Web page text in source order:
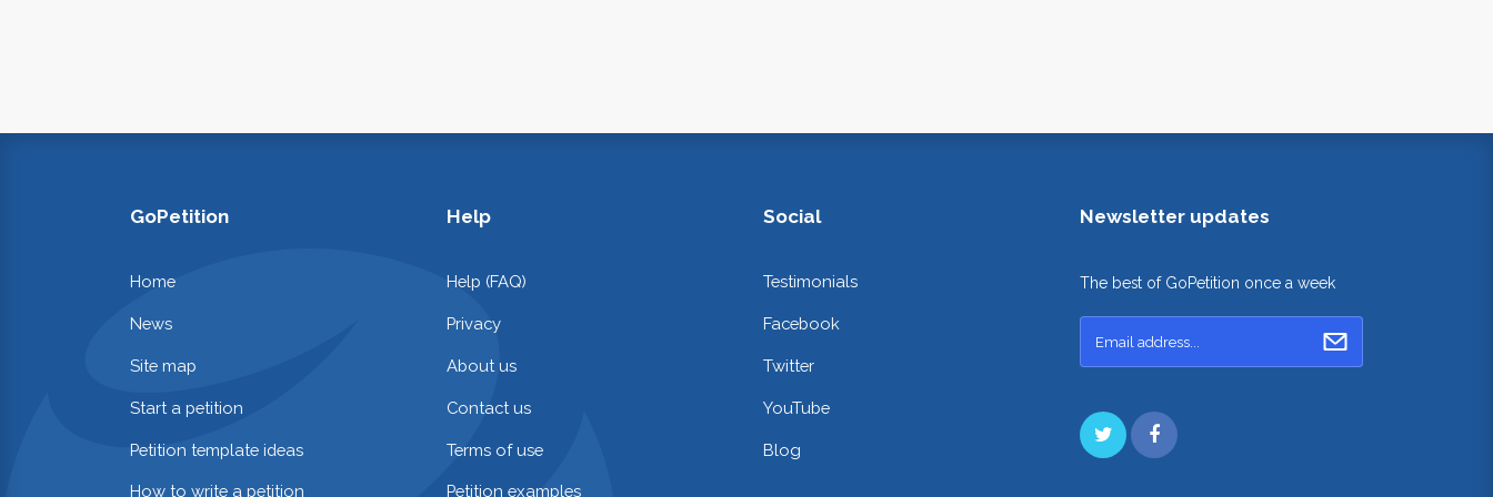
GoPetition
Home
News
Site map
Start a petition
Petition template ideas
How to write a petition
Help
Help (FAQ)
Privacy
About us
Contact us
Terms of use
Petition examples
Social
Testimonials
Facebook
Twitter
YouTube
Blog
Newsletter updates
The best of GoPetition once a week